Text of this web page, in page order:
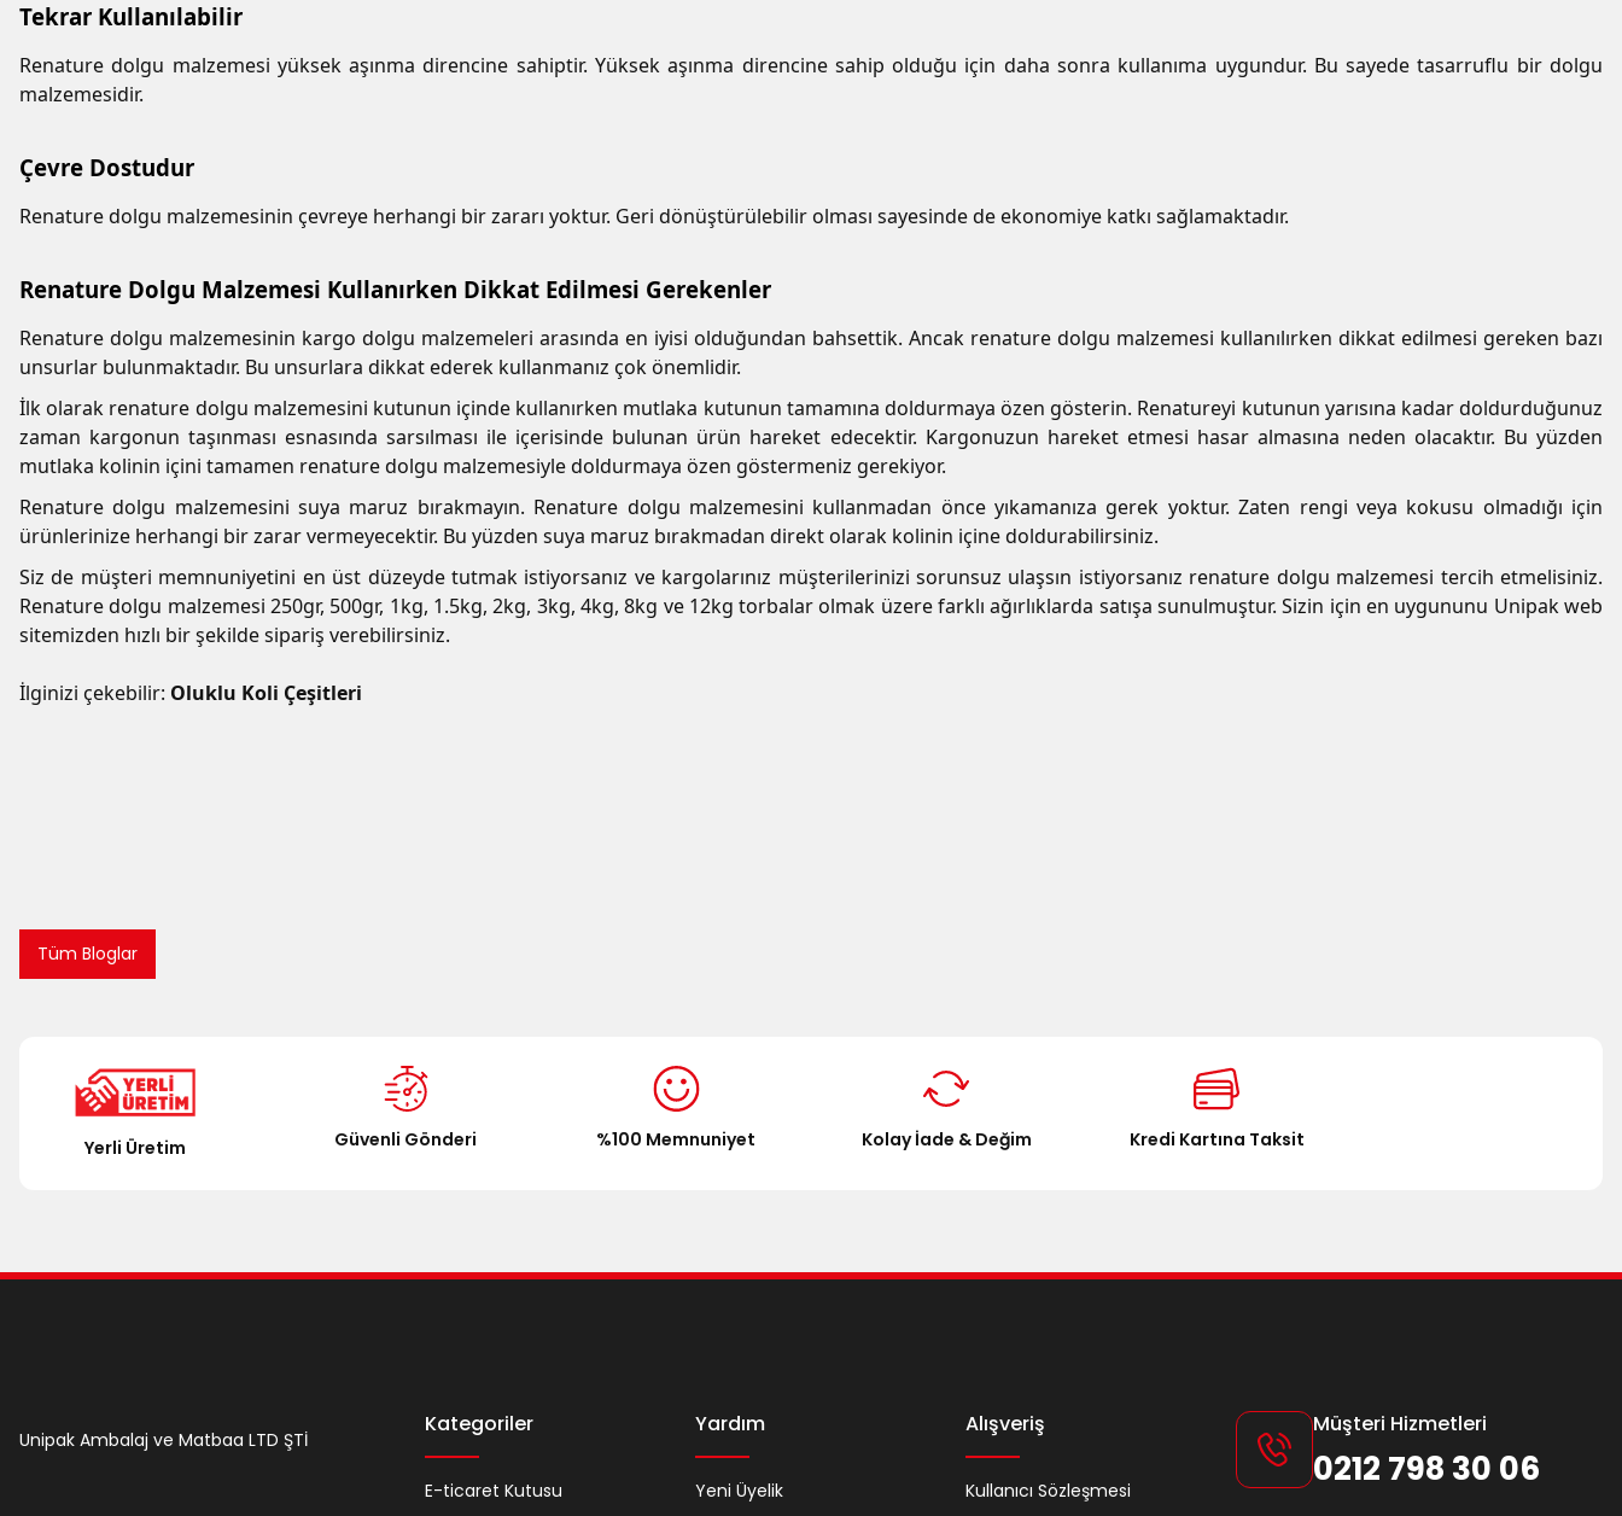
Tekrar Kullanılabilir
Renature dolgu malzemesi yüksek aşınma direncine sahiptir. Yüksek aşınma direncine sahip olduğu için daha sonra kullanıma uygundur. Bu sayede tasarruflu bir dolgu
malzemesidir.
Çevre Dostudur
Renature dolgu malzemesinin çevreye herhangi bir zararı yoktur. Geri dönüştürülebilir olması sayesinde de ekonomiye katkı sağlamaktadır.
Renature Dolgu Malzemesi Kullanırken Dikkat Edilmesi Gerekenler
Renature dolgu malzemesinin kargo dolgu malzemeleri arasında en iyisi olduğundan bahsettik. Ancak renature dolgu malzemesi kullanılırken dikkat edilmesi gereken bazı
unsurlar bulunmaktadır. Bu unsurlara dikkat ederek kullanmanız çok önemlidir.
İlk olarak renature dolgu malzemesini kutunun içinde kullanırken mutlaka kutunun tamamına doldurmaya özen gösterin. Renatureyi kutunun yarısına kadar doldurduğunuz
zaman kargonun taşınması esnasında sarsılması ile içerisinde bulunan ürün hareket edecektir. Kargonuzun hareket etmesi hasar almasına neden olacaktır. Bu yüzden
mutlaka kolinin içini tamamen renature dolgu malzemesiyle doldurmaya özen göstermeniz gerekiyor.
Renature dolgu malzemesini suya maruz bırakmayın. Renature dolgu malzemesini kullanmadan önce yıkamanıza gerek yoktur. Zaten rengi veya kokusu olmadığı için
ürünlerinize herhangi bir zarar vermeyecektir. Bu yüzden suya maruz bırakmadan direkt olarak kolinin içine doldurabilirsiniz.
Siz de müşteri memnuniyetini en üst düzeyde tutmak istiyorsanız ve kargolarınız müşterilerinizi sorunsuz ulaşsın istiyorsanız renature dolgu malzemesi tercih etmelisiniz.
Renature dolgu malzemesi 250gr, 500gr, 1kg, 1.5kg, 2kg, 3kg, 4kg, 8kg ve 12kg torbalar olmak üzere farklı ağırlıklarda satışa sunulmuştur. Sizin için en uygununu Unipak web
sitemizden hızlı bir şekilde sipariş verebilirsiniz.
İlginizi çekebilir: Oluklu Koli Çeşitleri
Tüm Bloglar
Yerli Üretim Güvenli Gönderi %100 Memnuniyet Kolay İade & Değim Kredi Kartına Taksit
Unipak Ambalaj ve Matbaa LTD ŞTİ
Kategoriler
E-ticaret Kutusu
Yardım
Yeni Üyelik
Alışveriş
Kullanıcı Sözleşmesi
Müşteri Hizmetleri
0212 798 30 06